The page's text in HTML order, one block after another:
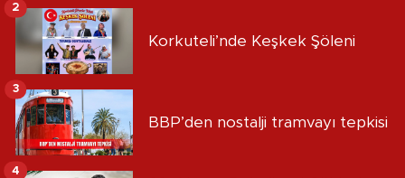
Korkuteli’nde Keşkek Şöleni
2
BBP’den nostalji tramvayı tepkisi
3
4